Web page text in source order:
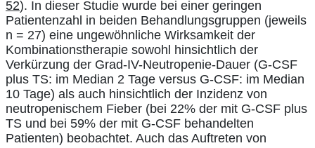
52). In dieser Studie wurde bei einer geringen
Patientenzahl in beiden Behandlungsgruppen (jeweils
n = 27) eine ungewöhnliche Wirksamkeit der
Kombinationstherapie sowohl hinsichtlich der
Verkürzung der Grad-IV-Neutropenie-Dauer (G-CSF
plus TS: im Median 2 Tage versus G-CSF: im Median
10 Tage) als auch hinsichtlich der Inzidenz von
neutropenischem Fieber (bei 22% der mit G-CSF plus
TS und bei 59% der mit G-CSF behandelten
Patienten) beobachtet. Auch das Auftreten von